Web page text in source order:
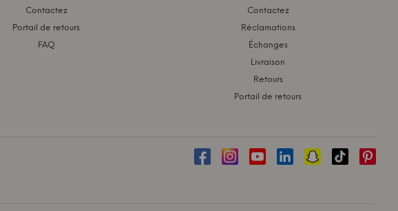
Contactez
Portail de retours
FAQ
Contactez
Réclamations
Échanges
Livraison
Retours
Portail de retours